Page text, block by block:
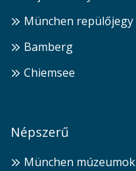
München repülőjegy
Bamberg
Chiemsee
Népszerű
München múzeumok